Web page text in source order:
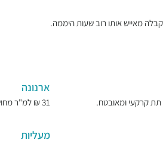
מאייש אותו רוב שעות היממה.
ארנונה
31 ₪ למ"ר מחושב על השטח נטו!
מעליות